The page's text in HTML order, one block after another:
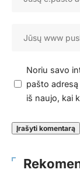
Noriu savo
pašto
iš naujo, kai